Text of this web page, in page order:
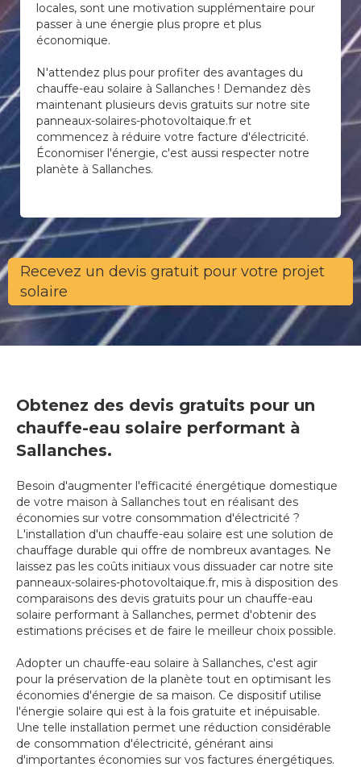
locales, sont une motivation supplémentaire pour
passer à une énergie plus propre et plus
économique.
N'attendez plus pour profiter des avantages du
chauffe-eau solaire à Sallanches ! Demandez dès
maintenant plusieurs devis gratuits sur notre site
panneaux-solaires-photovoltaique.fr et
commencez à réduire votre facture d'électricité.
Économiser l'énergie, c'est aussi respecter notre
planète à Sallanches.
Recevez un devis gratuit pour votre projet
solaire
Obtenez des devis gratuits pour un
chauffe-eau solaire performant à
Sallanches.
Besoin d'augmenter l'efficacité énergétique domestique
de votre maison à Sallanches tout en réalisant des
économies sur votre consommation d'électricité ?
L'installation d'un chauffe-eau solaire est une solution de
chauffage durable qui offre de nombreux avantages. Ne
laissez pas les coûts initiaux vous dissuader car notre site
panneaux-solaires-photovoltaique.fr, mis à disposition des
comparaisons des devis gratuits pour un chauffe-eau
solaire performant à Sallanches, permet d'obtenir des
estimations précises et de faire le meilleur choix possible.
Adopter un chauffe-eau solaire à Sallanches, c'est agir
pour la préservation de la planète tout en optimisant les
économies d'énergie de sa maison. Ce dispositif utilise
l'énergie solaire qui est à la fois gratuite et inépuisable.
Une telle installation permet une réduction considérable
de consommation d'électricité, générant ainsi
d'importantes économies sur vos factures énergétiques.